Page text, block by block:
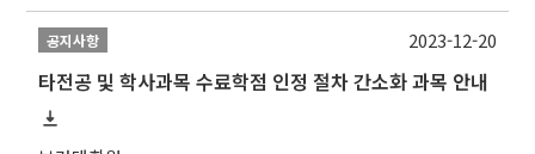
공지사항
타전공 및 학사과목 수료학점 인정 절차 간소화 과목 안내
2023-12-20